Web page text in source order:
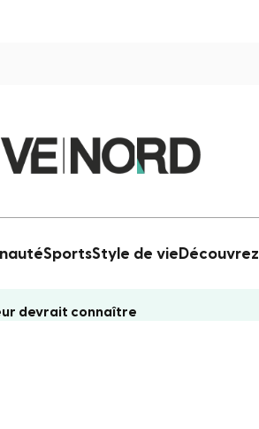
SportsStyle de vie Découvrez
devrait connaître